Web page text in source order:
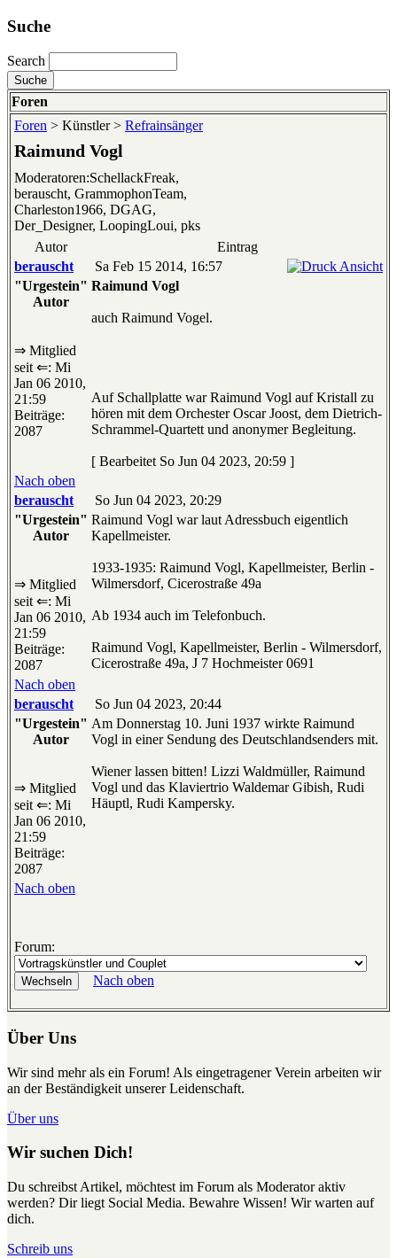
Suche
Search
Foren
Foren > Künstler > Refrainsänger
Raimund Vogl
Moderatoren:SchellackFreak,
berauscht, GrammophonTeam,
Charleston1966, DGAG,
Der_Designer, LoopingLoui, pks
Autor
Eintrag
berauscht
Sa Feb 15 2014, 16:57
"Urgestein"
Autor
⇒ Mitglied
seit ⇐: Mi
Jan 06 2010,
21:59
Beiträge:
2087
Raimund Vogl
auch Raimund Vogel.
Auf Schallplatte war Raimund Vogl auf Kristall zu
hören mit dem Orchester Oscar Joost, dem Dietrich-
Schrammel-Quartett und anonymer Begleitung.
[ Bearbeitet So Jun 04 2023, 20:59 ]
Nach oben
berauscht
So Jun 04 2023, 20:29
"Urgestein"
Autor
⇒ Mitglied
seit ⇐: Mi
Jan 06 2010,
21:59
Beiträge:
2087
Raimund Vogl war laut Adressbuch eigentlich
Kapellmeister.
1933-1935: Raimund Vogl, Kapellmeister, Berlin -
Wilmersdorf, Cicerostraße 49a
Ab 1934 auch im Telefonbuch.
Raimund Vogl, Kapellmeister, Berlin - Wilmersdorf,
Cicerostraße 49a, J 7 Hochmeister 0691
Nach oben
berauscht
So Jun 04 2023, 20:44
"Urgestein"
Autor
⇒ Mitglied
seit ⇐: Mi
Jan 06 2010,
21:59
Beiträge:
2087
Am Donnerstag 10. Juni 1937 wirkte Raimund
Vogl in einer Sendung des Deutschlandsenders mit.
Wiener lassen bitten! Lizzi Waldmüller, Raimund
Vogl und das Klaviertrio Waldemar Gibish, Rudi
Häuptl, Rudi Kampersky.
Nach oben
Forum:
Nach oben
Über Uns
Wir sind mehr als ein Forum! Als eingetragener Verein arbeiten wir
an der Beständigkeit unserer Leidenschaft.
Über uns
Wir suchen Dich!
Du schreibst Artikel, möchtest im Forum als Moderator aktiv
werden? Dir liegt Social Media. Bewahre Wissen! Wir warten auf
dich.
Schreib uns